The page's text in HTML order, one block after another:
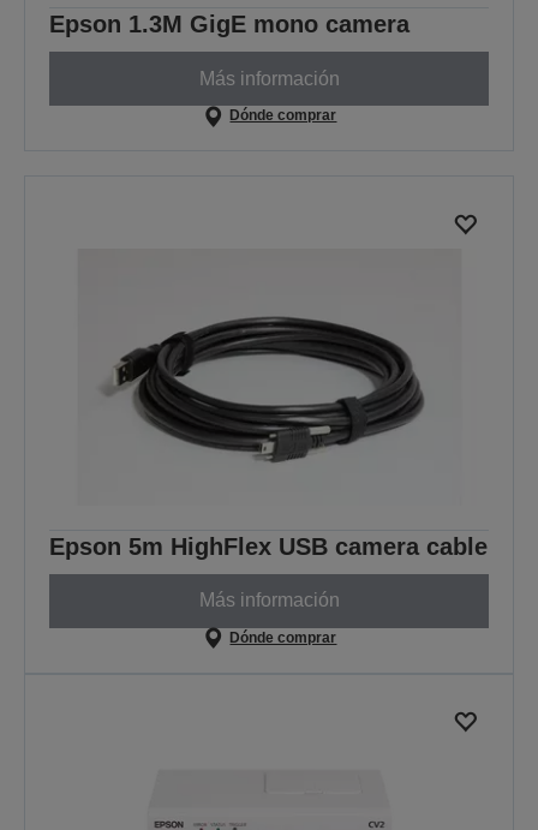
Epson 1.3M GigE mono camera
Más información
Dónde comprar
Epson 5m HighFlex USB camera cable
Más información
Dónde comprar